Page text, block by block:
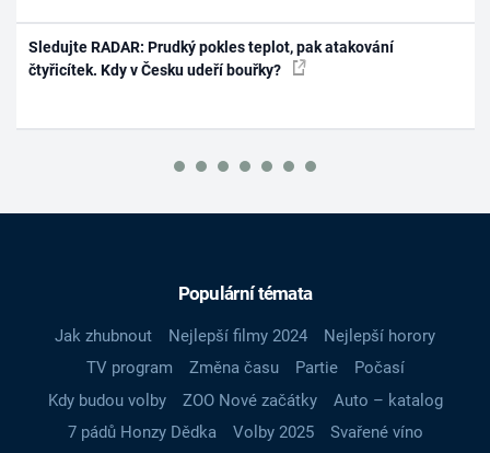
Sledujte RADAR: Prudký pokles teplot, pak atakování
čtyřicítek. Kdy v Česku udeří bouřky?
Populární témata
Jak zhubnout Nejlepší filmy 2024
Nejlepší horory
TV program
Změna času Partie
Počasí
Kdy budou volby
ZOO Nové začátky
Auto – katalog
7 pádů Honzy Dědka
Volby 2025
Svařené víno